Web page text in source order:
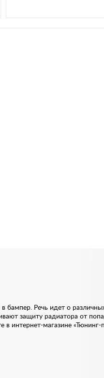
Речь идет о различных
защиту радиатора от
интернет-магазине